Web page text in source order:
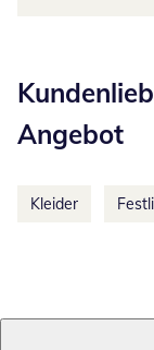
Angebot
Kleider